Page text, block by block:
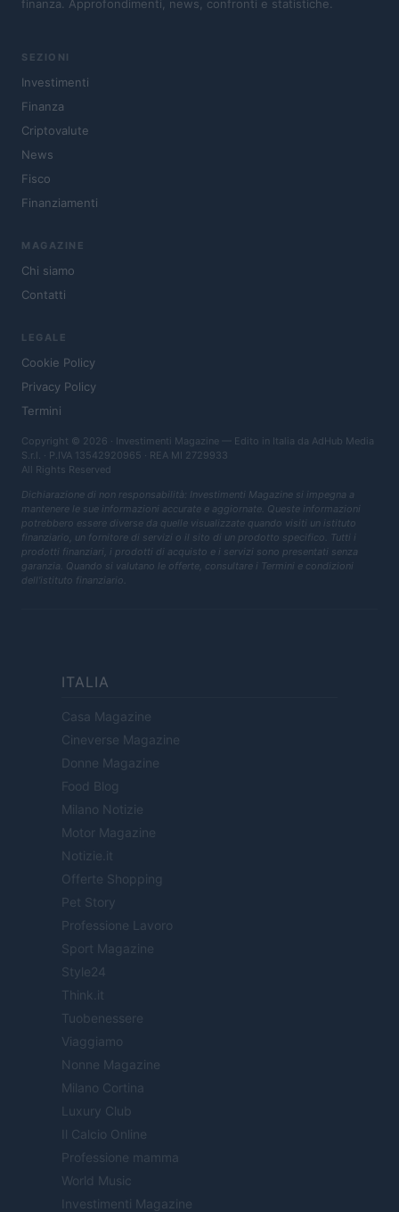
finanza. Approfondimenti, news, confronti e statistiche.
SEZIONI
Investimenti
Finanza
Criptovalute
News
Fisco
Finanziamenti
MAGAZINE
Chi siamo
Contatti
LEGALE
Cookie Policy
Privacy Policy
Termini
Copyright © 2026 · Investimenti Magazine — Edito in Italia da AdHub Media
S.r.l. · P.IVA 13542920965 · REA MI 2729933
All Rights Reserved
Dichiarazione di non responsabilità: Investimenti Magazine si impegna a
mantenere le sue informazioni accurate e aggiornate. Queste informazioni
potrebbero essere diverse da quelle visualizzate quando visiti un istituto
finanziario, un fornitore di servizi o il sito di un prodotto specifico. Tutti i
prodotti finanziari, i prodotti di acquisto e i servizi sono presentati senza
garanzia. Quando si valutano le offerte, consultare i Termini e condizioni
dell'istituto finanziario.
ITALIA
Casa Magazine
Cineverse Magazine
Donne Magazine
Food Blog
Milano Notizie
Motor Magazine
Notizie.it
Offerte Shopping
Pet Story
Professione Lavoro
Sport Magazine
Style24
Think.it
Tuobenessere
Viaggiamo
Nonne Magazine
Milano Cortina
Luxury Club
Il Calcio Online
Professione mamma
World Music
Investimenti Magazine